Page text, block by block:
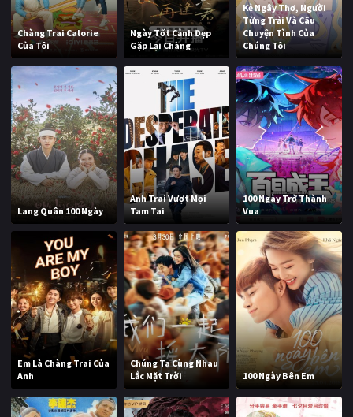
Chàng Trai Calorie
Của Tôi
Ngày Tốt Cảnh Đẹp
Gặp Lại Chàng
Kẻ Ngây Thơ, Người
Từng Trải Và Câu
Chuyện Tình Của
Chúng Tôi
Lang Quân 100 Ngày
Anh Trai Vượt Mọi
Tam Tai
100 Ngày Trở Thành
Vua
Em Là Chàng Trai Của
Anh
Chúng Ta Cùng Nhau
Lắc Mặt Trời
100 Ngày Bên Em